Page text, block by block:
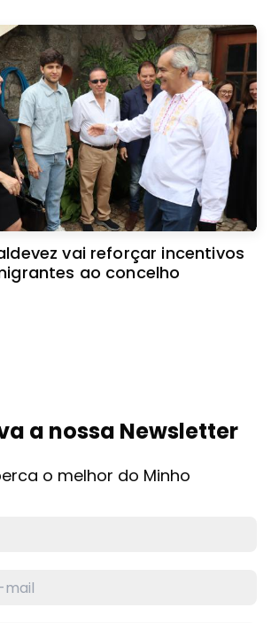
vai reforçar incentivos
ao concelho
a nossa Newsletter
o melhor do Minho